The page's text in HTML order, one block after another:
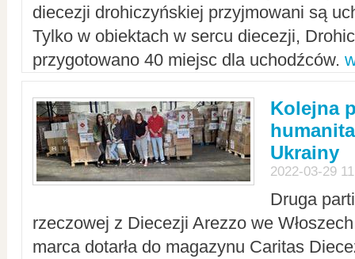
diecezji drohiczyńskiej przyjmowani są
Tylko w obiektach w sercu diecezji,
przygotowano 40 miejsc dla uchodźców.
Kolejna
Ukrainy
2022-03-29
Druga
rzeczowej z Diecezji Arezzo we
marca dotarła do magazynu Caritas